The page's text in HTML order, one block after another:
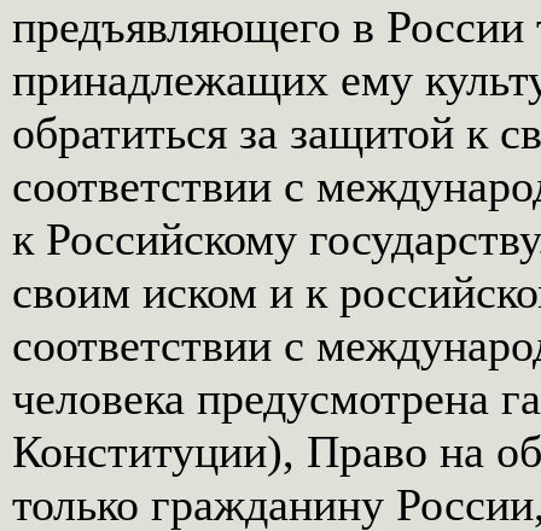
предъявляющего в России
принадлежащих ему
обратиться за защитой к
соответствии с
к Российскому
своим иском и к
соответствии с
человека предусмотрена
Конституции), Право на
только гражданину